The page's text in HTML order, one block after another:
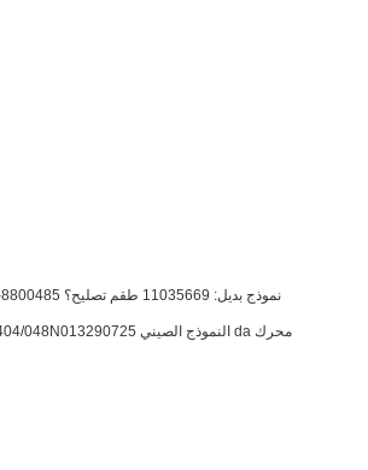
90L055HS2CD80P3C6C03GBA424224 90L075KA5CD80S3C7C06 GCB 262618 404/048N013290725 النموذج الصيني da محرك